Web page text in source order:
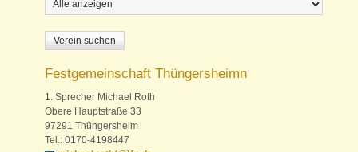
Festgemeinschaft Thüngersheimn
1. Sprecher Michael Roth
Obere Hauptstraße 33
97291 Thüngersheim
Tel.: 0170-4198447